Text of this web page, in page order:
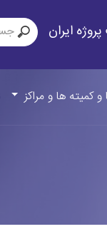
ایران
کمیته ها و مراکز